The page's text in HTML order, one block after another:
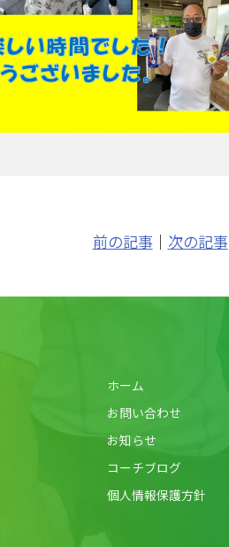
前の記事｜ 次の記事
ホーム
お問い合わせ
お知らせ
コーチブログ
個人情報保護方針